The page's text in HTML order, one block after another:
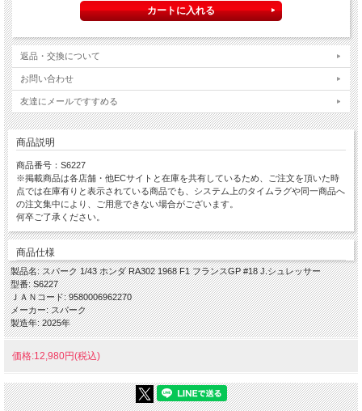
返品・交換について
お問い合わせ
友達にメールですすめる
商品説明
商品番号：S6227
※掲載商品は各店舗・他ECサイトと在庫を共有しているため、ご注文を頂いた時
点では在庫有りと表示されている商品でも、システム上のタイムラグや同一商品へ
の注文集中により、ご用意できない場合がございます。
何卒ご了承ください。
商品仕様
製品名: スパーク 1/43 ホンダ RA302 1968 F1 フランスGP #18 J.シュレッサー
型番: S6227
ＪＡＮコード: 9580006962270
メーカー: スパーク
製造年: 2025年
価格:12,980円(税込)